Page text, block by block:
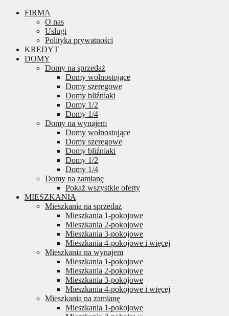
FIRMA
O nas
Usługi
Polityka prywatności
KREDYT
DOMY
Domy na sprzedaż
Domy wolnostojące
Domy szeregowe
Domy bliźniaki
Domy 1/2
Domy 1/4
Domy na wynajem
Domy wolnostojące
Domy szeregowe
Domy bliźniaki
Domy 1/2
Domy 1/4
Domy na zamianę
Pokaż wszystkie oferty
MIESZKANIA
Mieszkania na sprzedaż
Mieszkania 1-pokojowe
Mieszkania 2-pokojowe
Mieszkania 3-pokojowe
Mieszkania 4-pokojowe i więcej
Mieszkania na wynajem
Mieszkania 1-pokojowe
Mieszkania 2-pokojowe
Mieszkania 3-pokojowe
Mieszkania 4-pokojowe i więcej
Mieszkania na zamianę
Mieszkania 1-pokojowe